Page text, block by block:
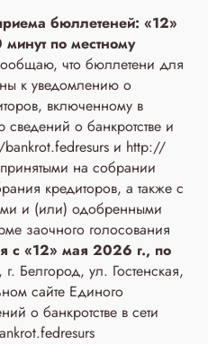
бюллетеней: «12»
по местному
что бюллетени для
к уведомлению о
включенному в
о банкротстве и
и http://
на собрании
кредиторов, а также с
и (или) одобренными
заочного голосования
с «12» мая 2026 г., по
Белгород, ул. Гостенская,
сайте Единого
о банкротстве в сети